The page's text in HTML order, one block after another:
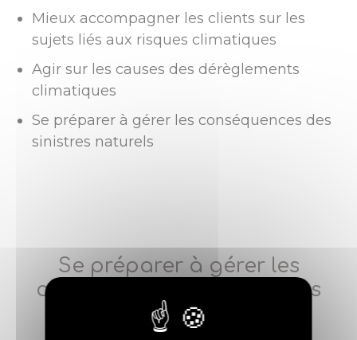
Mieux accompagner les clients sur les
sujets liés aux risques climatiques
Agir sur les causes des dérèglements
climatiques
Se préparer à gérer les conséquences des
sinistres naturels
Se préparer à gérer les
conséquences des sinistres
climatiques